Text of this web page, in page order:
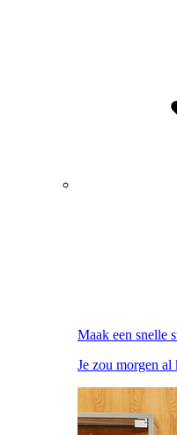
Maak een snelle
Je zou morgen